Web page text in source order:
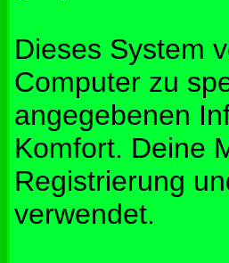
Dieses System
Computer zu
angegebenen
Komfort. Deine
Registrierung
verwendet.